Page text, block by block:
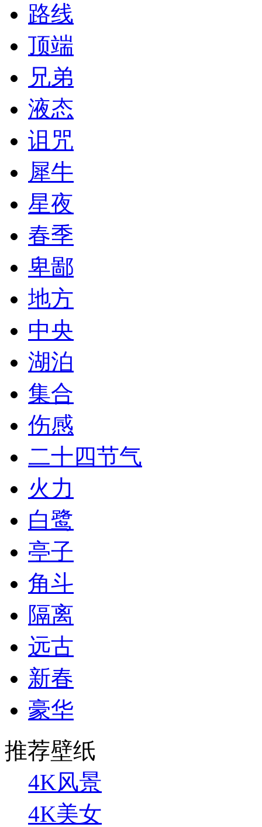
路线
顶端
兄弟
液态
诅咒
犀牛
星夜
春季
卑鄙
地方
中央
湖泊
集合
伤感
二十四节气
火力
白鹭
亭子
角斗
隔离
远古
新春
豪华
推荐壁纸
4K风景
4K美女